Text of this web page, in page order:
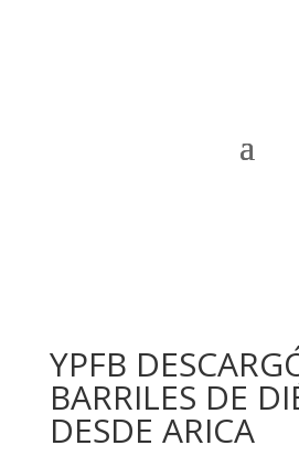
YPFB
BARRILES DE
DESDE ARICA